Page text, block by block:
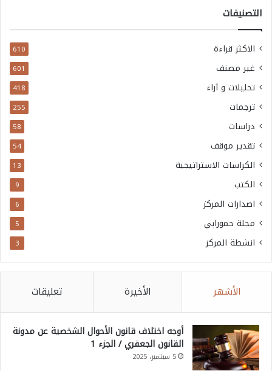
التصنيفات
الاكثر قراءة 610
غير مصنف 601
تحليلات و آراء 418
ترجمات 255
دراسات 58
تقدير موقف 54
الكراسات الاستراتيجية 13
الكتب 9
اصدارات المركز 6
مجلة حمورابي 5
انشطة المركز 3
الأشهر الأخيرة تعليقات
أوجه اختلاف قانون الأحوال الشخصية عن مدونة
القانون الجعفري / الجزء 1
5 سبتمبر، 2025